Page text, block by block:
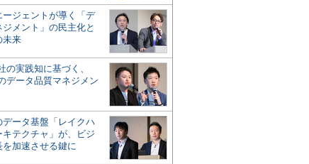
ージェントが導く「デ
ジメント」の民主化と
未来
の実践知に基づく、
データ品質マネジメン
ータ基盤「レイクハ
キテクチャ」が、ビジ
を加速させる鍵に